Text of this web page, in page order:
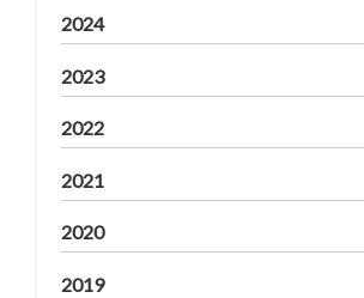
2024
2023
2022
2021
2020
2019